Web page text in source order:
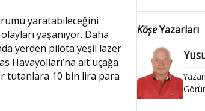
yaratabileceğini
yaşanıyor. Daha
yerden pilota yeşil lazer
Havayolları’na ait uçağa
tutanlara 10 bin lira para
KöşeYazarları